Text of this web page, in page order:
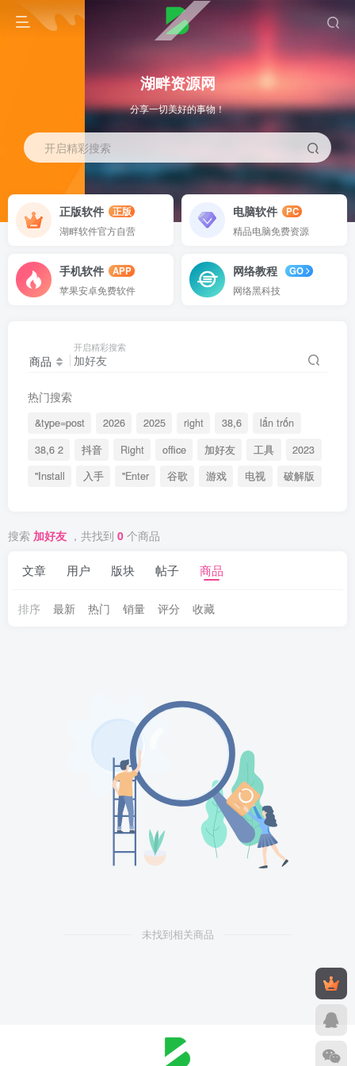
湖畔资源网
分享一切美好的事物！
开启精彩搜索
正版软件
正版
湖畔软件官方自营
电脑软件
PC
精品电脑免费资源
手机软件
APP
苹果安卓免费软件
网络教程
GO
网络黑科技
商品
开启精彩搜索
热门搜索
&type=post 2026 2025 right 38,6
lẩn trốn
38,6 2
抖音 Right office 加好友 工具
2023
"Install
入手 "Enter 谷歌 游戏 电视 破解版
搜索 加好友 ，共找到 0 个商品
文章 用户 版块 帖子 商品
排序 最新 热门 销量 评分 收藏
未找到相关商品